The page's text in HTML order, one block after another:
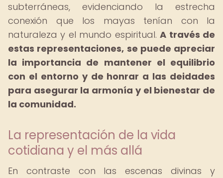
subterráneas, evidenciando la estrecha
conexión que los mayas tenían con la
naturaleza y el mundo espiritual.A través de
estas representaciones, se puede apreciar
la importancia de mantener el equilibrio
con el entorno y de honrar a las deidades
para asegurar la armonía y el bienestar de
la comunidad.
La representación de la vida
cotidiana y el más allá
En contraste con las escenas divinas y